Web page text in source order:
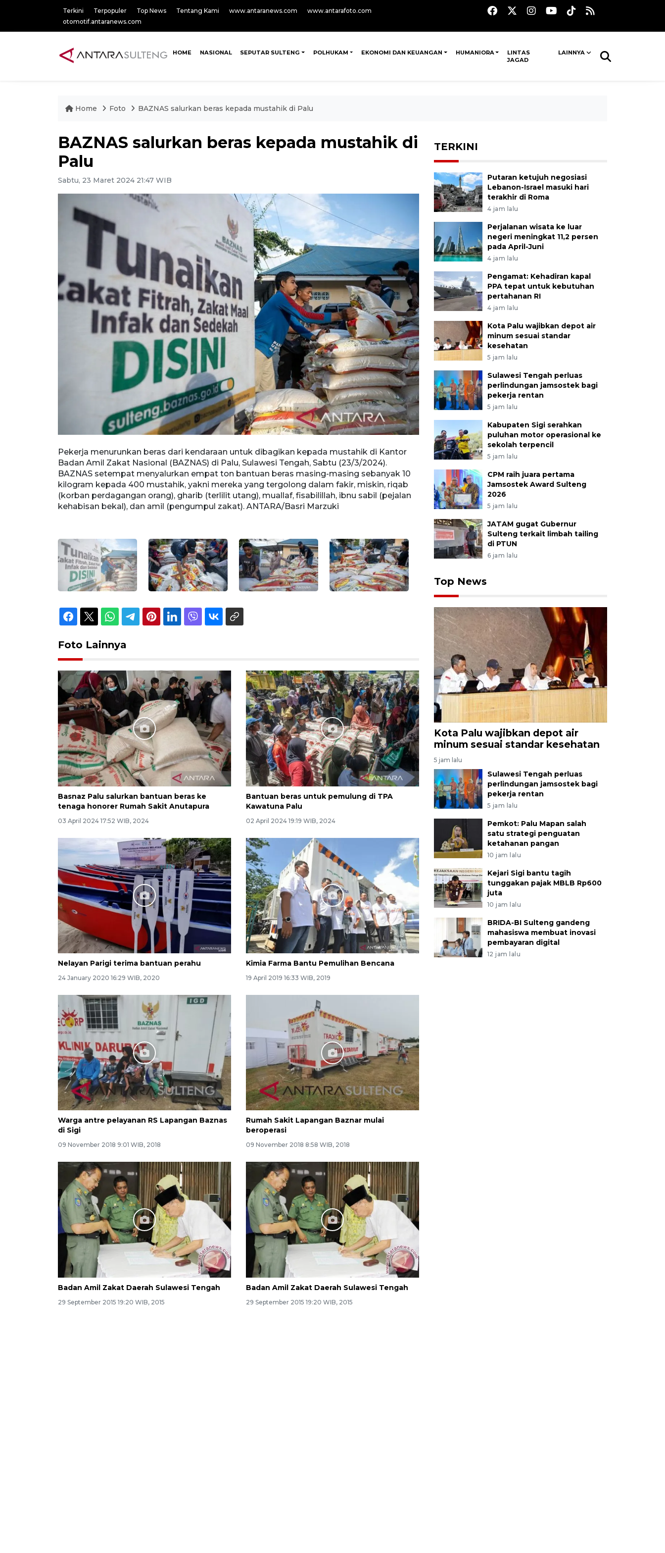
Terkini Terpopuler Top News Tentang Kami www.antaranews.com
www.antarafoto.com
otomotif.antaranews.com
HOME NASIONAL SEPUTAR SULTENG POLHUKAM EKONOMI DAN KEUANGAN HUMANIORA
LINTAS
JAGAD
LAINNYA
Home Foto BAZNAS salurkan beras kepada mustahik di Palu
BAZNAS salurkan beras kepada mustahik di
Palu
Sabtu, 23 Maret 2024 21:47 WIB
Pekerja menurunkan beras dari kendaraan untuk dibagikan kepada mustahik di Kantor
Badan Amil Zakat Nasional (BAZNAS) di Palu, Sulawesi Tengah, Sabtu (23/3/2024).
BAZNAS setempat menyalurkan empat ton bantuan beras masing-masing sebanyak 10
kilogram kepada 400 mustahik, yakni mereka yang tergolong dalam fakir, miskin, riqab
(korban perdagangan orang), gharib (terlilit utang), muallaf, fisabilillah, ibnu sabil (pejalan
kehabisan bekal), dan amil (pengumpul zakat). ANTARA/Basri Marzuki
Pekerja menurunkan beras dari kendaraan untuk dibagikan
Badan Amil Zakat Nasional (BAZNAS) di Palu, Sulawesi
BAZNAS setempat menyalurkan empat ton bantuan beras
kilogram kepada 400 mustahik, yakni mereka yang
(korban perdagangan orang), gharib (terlilit utang), muallaf,
kehabisan bekal), dan amil (pengumpul zakat). ANTARA/
Foto Lainnya
Basnaz Palu salurkan bantuan beras ke
tenaga honorer Rumah Sakit Anutapura
03 April 2024 17:52 WIB, 2024
Bantuan beras untuk pemulung di TPA
Kawatuna Palu
02 April 2024 19:19 WIB, 2024
Nelayan Parigi terima bantuan perahu
24 January 2020 16:29 WIB, 2020
Kimia Farma Bantu Pemulihan Bencana
19 April 2019 16:33 WIB, 2019
Warga antre pelayanan RS Lapangan Baznas
di Sigi
09 November 2018 9:01 WIB, 2018
Rumah Sakit Lapangan Baznar mulai
beroperasi
09 November 2018 8:58 WIB, 2018
Badan Amil Zakat Daerah Sulawesi Tengah
29 September 2015 19:20 WIB, 2015
Badan Amil Zakat Daerah Sulawesi Tengah
29 September 2015 19:20 WIB, 2015
TERKINI
Putaran ketujuh negosiasi
Lebanon-Israel masuki hari
terakhir di Roma
4 jam lalu
Perjalanan wisata ke luar
negeri meningkat 11,2 persen
pada April-Juni
4 jam lalu
Pengamat: Kehadiran kapal
PPA tepat untuk kebutuhan
pertahanan RI
4 jam lalu
Kota Palu wajibkan depot air
minum sesuai standar
kesehatan
5 jam lalu
Sulawesi Tengah perluas
perlindungan jamsostek bagi
pekerja rentan
5 jam lalu
Kabupaten Sigi serahkan
puluhan motor operasional ke
sekolah terpencil
5 jam lalu
CPM raih juara pertama
Jamsostek Award Sulteng
2026
5 jam lalu
JATAM gugat Gubernur
Sulteng terkait limbah tailing
di PTUN
6 jam lalu
Top News
Kota Palu wajibkan depot air
minum sesuai standar kesehatan
5 jam lalu
Sulawesi Tengah perluas
perlindungan jamsostek bagi
pekerja rentan
5 jam lalu
Pemkot: Palu Mapan salah
satu strategi penguatan
ketahanan pangan
10 jam lalu
Kejari Sigi bantu tagih
tunggakan pajak MBLB Rp600
juta
10 jam lalu
BRIDA-BI Sulteng gandeng
mahasiswa membuat inovasi
pembayaran digital
12 jam lalu